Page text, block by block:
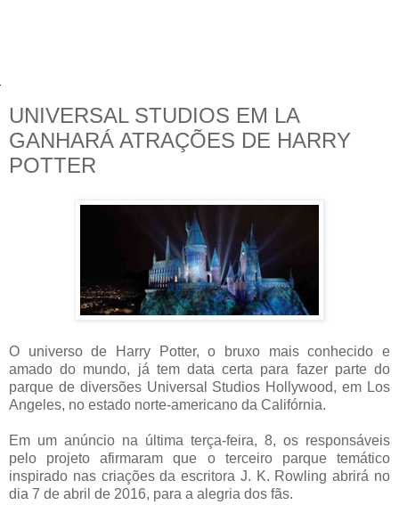
UNIVERSAL STUDIOS EM LA
GANHARÁ ATRAÇÕES DE HARRY
POTTER
O universo de Harry Potter, o bruxo mais conhecido e
amado do mundo, já tem data certa para fazer parte do
parque de diversões Universal Studios Hollywood, em Los
Angeles, no estado norte-americano da Califórnia.
Em um anúncio na última terça-feira, 8, os responsáveis
pelo projeto afirmaram que o terceiro parque temático
inspirado nas criações da escritora J. K. Rowling abrirá no
dia 7 de abril de 2016, para a alegria dos fãs.